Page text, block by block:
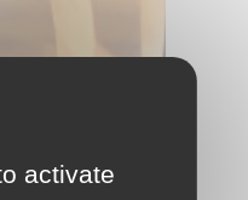
activate